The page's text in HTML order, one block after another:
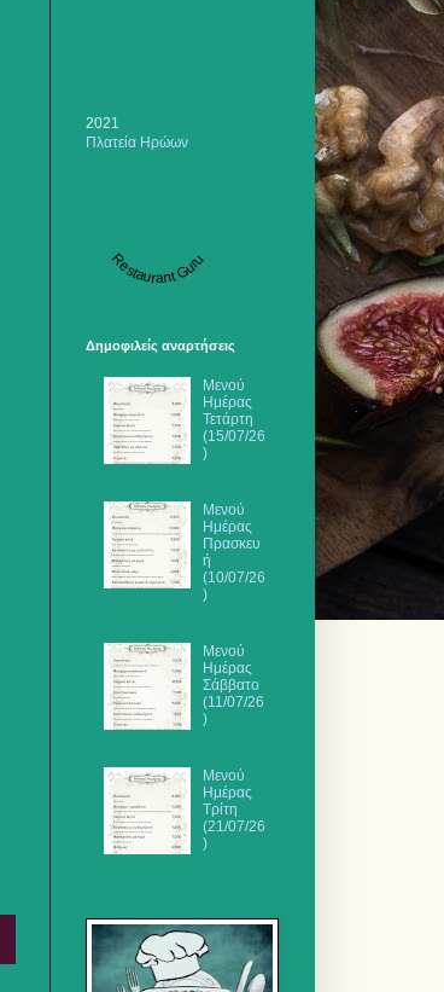
2021
Πλατεία Ηρώων
Restaurant Guru
Δημοφιλείς αναρτήσεις
Μενού
Ημέρας
Τετάρτη
(15/07/26
)
Μενού
Ημέρας
Πρασκευ
ή
(10/07/26
)
Μενού
Ημέρας
Σάββατο
(11/07/26
)
Μενού
Ημέρας
Τρίτη
(21/07/26
)